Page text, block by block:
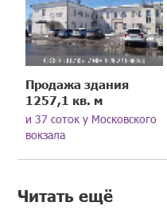
Продажа здания
1257,1 кв. м
и 37 соток у Московского
вокзала
Читать ещё